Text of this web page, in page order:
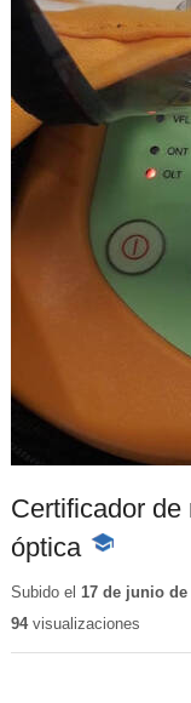
Certificador
óptica -
educativo
Subido el 17 de junio de
94visualizaciones